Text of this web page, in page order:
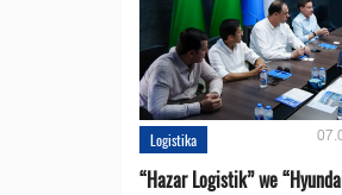
Logistika
“Hazar Logistik” we